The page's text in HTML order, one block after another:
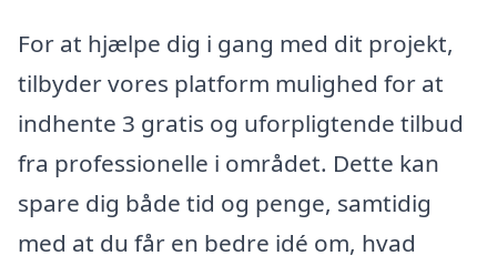
For at hjælpe dig i gang med dit projekt,
tilbyder vores platform mulighed for at
indhente 3 gratis og uforpligtende tilbud
fra professionelle i området. Dette kan
spare dig både tid og penge, samtidig
med at du får en bedre idé om, hvad